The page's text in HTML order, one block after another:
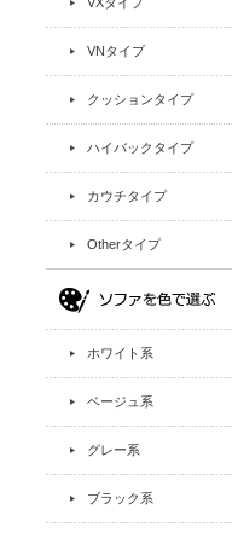
VNタイプ
クッションタイプ
ハイバックタイプ
カウチタイプ
Otherタイプ
ホワイト系
ベージュ系
グレー系
ブラック系